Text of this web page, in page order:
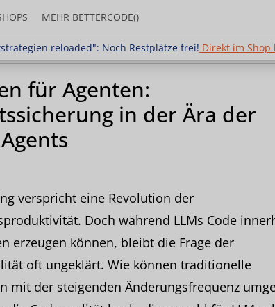
MEHR BETTERCODE()
reloaded": Noch Restplätze frei! Direkt im Shop
reloaded": Noch Restplätze frei!Direkt
für Agenten:
in der Ära der
verspricht eine Revolution der
Doch während LLMs Code
erzeugen können, bleibt die Frage der
oft ungeklärt. Wie können traditionelle
mit der steigenden Änderungsfrequenz